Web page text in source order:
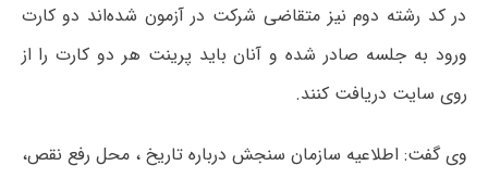
در کد رشته دوم نیز متقاضی شرکت در آزمون شده‌اند دو کارت
ورود به جلسه صادر شده و آنان باید پرینت هر دو کارت را از
روی سایت دریافت کنند.
وی گفت: اطلاعیه سازمان سنجش درباره تاریخ ، محل رفع نقص،